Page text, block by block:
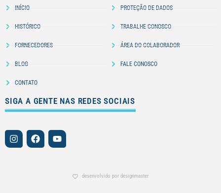
INÍCIO
HISTÓRICO
FORNECEDORES
BLOG
CONTATO
PROTEÇÃO DE DADOS
TRABALHE CONOSCO
ÁREA DO COLABORADOR
FALE CONOSCO
SIGA A GENTE NAS REDES SOCIAIS
desenvolvido por designmaster